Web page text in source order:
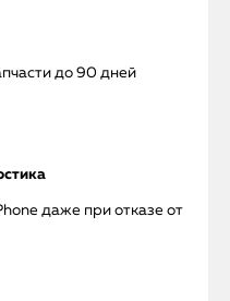
до 90 дней
даже при отказе от